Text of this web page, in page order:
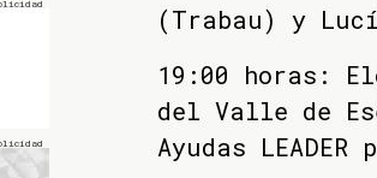
(Trabau) y
19:00 horas:
del Valle de
Ayudas LEADER